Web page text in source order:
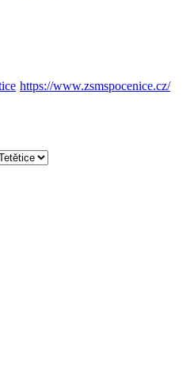
https://www.zsmspocenice.cz/